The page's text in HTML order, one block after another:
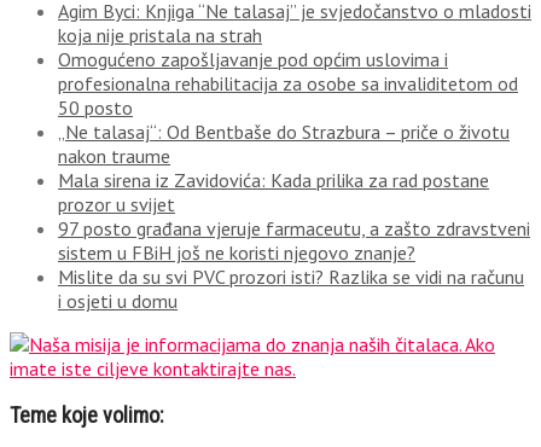
Agim Byci: Knjiga “Ne talasaj” je svjedočanstvo o mladosti
koja nije pristala na strah
Omogućeno zapošljavanje pod općim uslovima i
profesionalna rehabilitacija za osobe sa invaliditetom od
50 posto
„Ne talasaj“: Od Bentbaše do Strazbura – priče o životu
nakon traume
Mala sirena iz Zavidovića: Kada prilika za rad postane
prozor u svijet
97 posto građana vjeruje farmaceutu, a zašto zdravstveni
sistem u FBiH još ne koristi njegovo znanje?
Mislite da su svi PVC prozori isti? Razlika se vidi na računu
i osjeti u domu
Teme koje volimo: